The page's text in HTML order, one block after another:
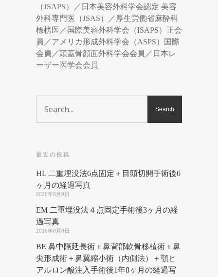
（JSAPS）／日本美容外科学会認定 美容
外科専門医（JSAS）／厚生労働省麻酔科
標榜医／国際美容外科学会（ISAPS）正会
員／アメリカ形成外科学会（ASPS）国際
会員／頭蓋骨顔面外科学会会員／日本レ
ーザー医学会会員
最近の投稿
HL 二重埋没法6点固定＋目頭切開手術後6
ヶ月の経過写真
2026年8月9日
EM 二重埋没法４点固定手術後3ヶ月の経
過写真
2026年8月8日
BE 鼻中隔延長術＋鼻背部軟骨移植術＋鼻
尖形成術＋鼻翼縮小術（内側法）＋顎ヒ
アルロン酸注入手術後1年8ヶ月の経過写